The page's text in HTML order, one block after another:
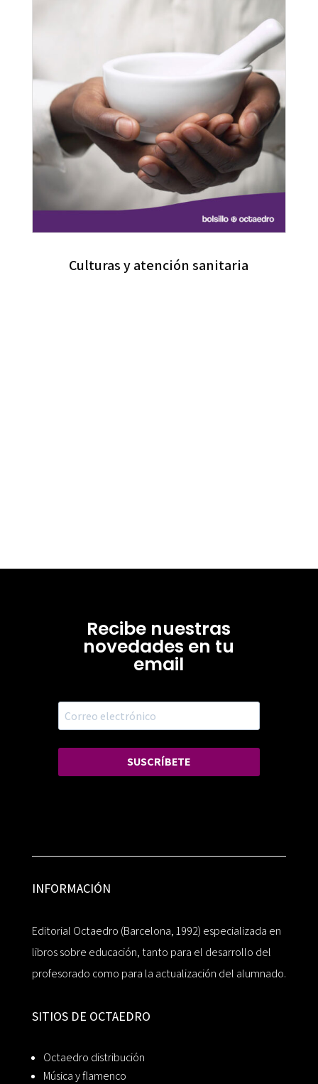
Culturas y atención sanitaria
Recibe nuestras
novedades en tu
email
SUSCRÍBETE
INFORMACIÓN
Editorial Octaedro (Barcelona, 1992) especializada en
libros sobre educación, tanto para el desarrollo del
profesorado como para la actualización del alumnado.
SITIOS DE OCTAEDRO
Octaedro distribución
Música y flamenco